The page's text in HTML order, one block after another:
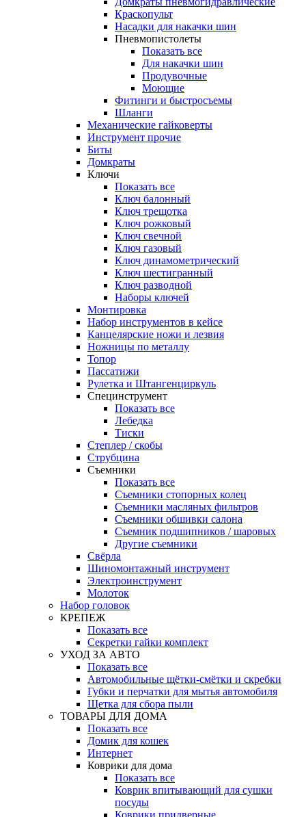
Краскопульт
Насадки для накачки шин
Пневмопистолеты
Показать все
Для накачки шин
Продувочные
Моющие
Фитинги и быстросъемы
Шланги
Механические гайковерты
Инструмент прочиe
Биты
Домкраты
Ключи
Показать все
Ключ балонный
Ключ трещотка
Ключ рожковый
Ключ свечной
Ключ газовый
Ключ динамометрический
Ключ шестигранный
Ключ разводной
Наборы ключей
Монтировка
Набор инструментов в кейсе
Канцелярские ножи и лезвия
Ножницы по металлу
Топор
Пассатижи
Рулетка и Штангенциркуль
Специнструмент
Показать все
Лебедка
Тиски
Степлер / скобы
Струбцина
Съемники
Показать все
Съемники стопорных колец
Съемники масляных фильтров
Съемники обшивки салона
Съемник подшипников / шаровых
Другие съемники
Свёрла
Шиномонтажный инструмент
Электроинструмент
Молоток
Набор головок
КРЕПЕЖ
Показать все
Секретки гайки комплект
УХОД ЗА АВТО
Показать все
Автомобильные щётки-смётки и скребки
Губки и перчатки для мытья автомобиля
Щетка для сбора пыли
ТОВАРЫ ДЛЯ ДОМА
Показать все
Домик для кошек
Интернет
Коврики для дома
Показать все
Коврик впитывающий для сушки
посуды